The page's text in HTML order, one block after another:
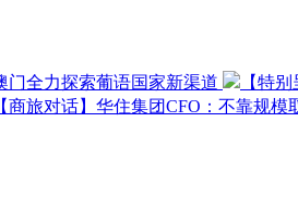
门全力探索葡语国家新渠道 【特
【商旅对话】华住集团CFO：不靠规